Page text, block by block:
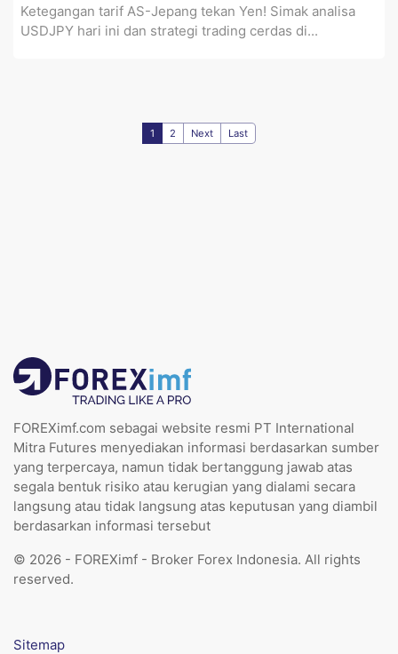
Ketegangan tarif AS-Jepang tekan Yen! Simak analisa
USDJPY hari ini dan strategi trading cerdas di...
1 2 Next Last
FOREXimf.com sebagai website resmi PT International
Mitra Futures menyediakan informasi berdasarkan sumber
yang terpercaya, namun tidak bertanggung jawab atas
segala bentuk risiko atau kerugian yang dialami secara
langsung atau tidak langsung atas keputusan yang diambil
berdasarkan informasi tersebut
© 2026 - FOREXimf - Broker Forex Indonesia. All rights
reserved.
Sitemap